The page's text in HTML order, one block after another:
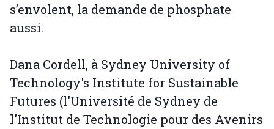
s’envolent, la demande de phosphate
aussi.
Dana Cordell, à Sydney University of
Technology's Institute for Sustainable
Futures (l'Université de Sydney de
l'Institut de Technologie pour des Avenirs